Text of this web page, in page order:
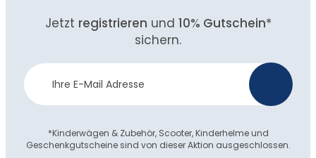
Jetzt registrieren und 10% Gutschein*
sichern.
Newsletter
Anmeldung
*Kinderwägen & Zubehör, Scooter, Kinderhelme und
Geschenkgutscheine sind von dieser Aktion ausgeschlossen.